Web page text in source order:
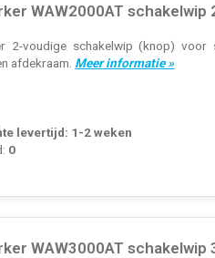
WAW2000AT
2-voudige schakelwip (knop) voor
afdekraam. Meer informatie »
levertijd: 1-2 weken
0
WAW3000AT